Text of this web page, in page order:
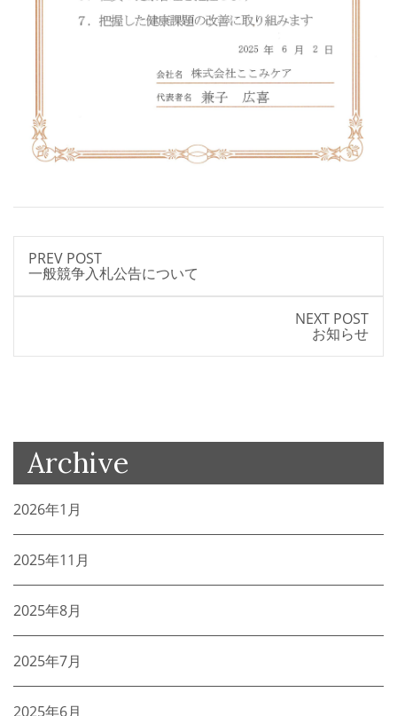
PREV POST
一般競争入札公告について
NEXT POST
お知らせ
Archive
2026年1月
2025年11月
2025年8月
2025年7月
2025年6月